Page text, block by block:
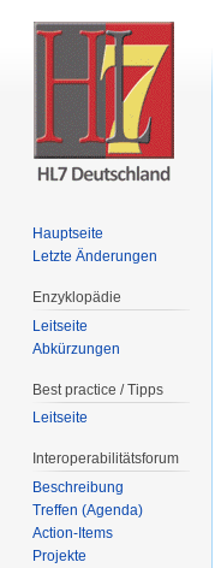
Hauptseite
Letzte Änderungen
Enzyklopädie
Leitseite
Abkürzungen
Best practice / Tipps
Leitseite
Interoperabilitätsforum
Beschreibung
Treffen (Agenda)
Action-Items
Projekte